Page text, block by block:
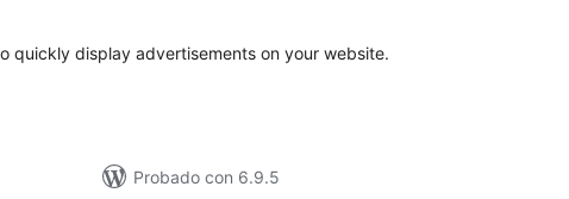
quickly display advertisements on your website.
Probado con 6.9.5